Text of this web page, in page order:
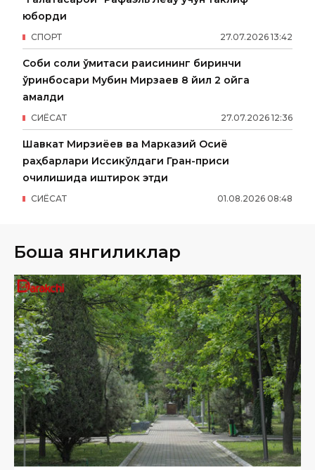
юборди
27.07.2026 13:42
СПОРТ
Собиқ солиқ қўмитаси раисининг биринчи
ўринбосари Мубин Мирзаев 8 йил 2 ойга
қамалди
27.07.2026 12:36
СИËСАТ
Шавкат Мирзиёев ва Марказий Осиё
раҳбарлари Иссиқкўлдаги Гран-приси
очилишида иштирок этди
01.08.2026 08:48
СИËСАТ
Бошқа янгиликлар